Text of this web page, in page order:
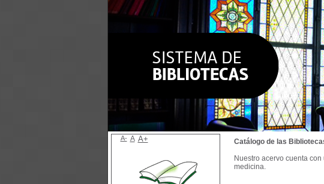
Catálogo de las
Nuestro acervo cuenta
medicina.
A- A A+